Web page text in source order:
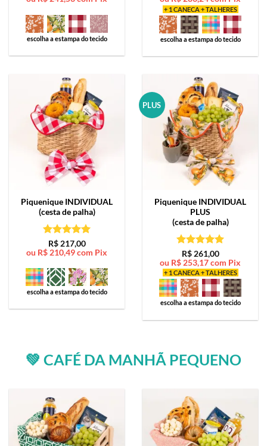
escolha a estampa do tecido
+ 1 CANECA + TALHERES
escolha a estampa do tecido
Piquenique INDIVIDUAL
(cesta de palha)
Avaliação5
de 5
R$217,00
ou R$ 210,49com Pix
escolha a estampa do tecido
PLUS
Piquenique INDIVIDUAL
PLUS
(cesta de palha)
Avaliação5
de 5
R$261,00
ou R$ 253,17com Pix
+ 1 CANECA + TALHERES
escolha a estampa do tecido
💚 CAFÉ DA MANHÃ PEQUENO